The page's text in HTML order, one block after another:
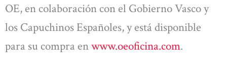
OE, en colaboración con el Gobierno Vasco y
los Capuchinos Españoles, y está disponible
para su compra enwww.oeoficina.com.